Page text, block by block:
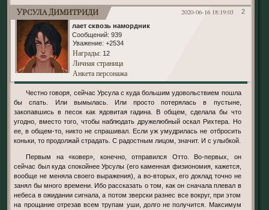
2
2020-06-16 18:19:03
Урсула Димитриди
лает сквозь намордник
Сообщений: 939
Уважение: +2534
Награды: 12
Личная страница
Анкета персонажа
Честно говоря, сейчас Урсула с куда большим удовольствием пошла
бы спать. Или вымылась. Или просто потерялась в пустыне,
закопавшись в песок как ядовитая гадина. В общем, сделала бы что
угодно, вместо того, чтобы наблюдать дружелюбный оскал Рихтера. Но
ее, в общем-то, никто не спрашивал. Если уж умудрилась не отбросить
коньки, то продолжай страдать. С радостным лицом, значит. И с улыбкой.
Первым на «ковер», конечно, отправился Отто. Во-первых, он
сейчас был куда спокойнее Урсулы (его каменная физиономия, кажется,
вообще не меняла своего выражения), а во-вторых, его доклад точно не
занял бы много времени. Ибо рассказать о том, как он сначала плевал в
небеса в ожидании сигнала, а потом зверски разнес все вокруг, при этом
на прощание отрезав всем трупам уши, долго не получится. Максимум